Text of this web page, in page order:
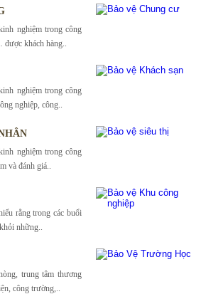
nghiệm trong công
khách hàng..
nghiệm trong công
nghiệp, công..
nghiệm trong công
và đánh giá..
rằng trong các buổi
những..
trung tâm thương
công trường,..